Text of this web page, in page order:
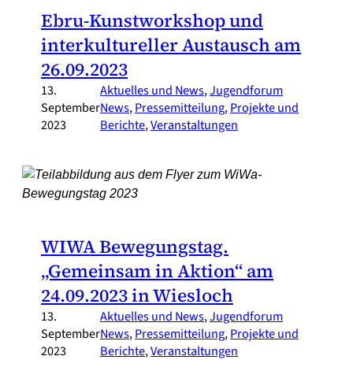
Ebru-Kunstworkshop und
interkultureller Austausch am
26.09.2023
13.
September
2023
Aktuelles und News, Jugendforum
News, Pressemitteilung, Projekte und
Berichte, Veranstaltungen
WIWA Bewegungstag.
„Gemeinsam in Aktion“ am
24.09.2023 in Wiesloch
13.
September
2023
Aktuelles und News, Jugendforum
News, Pressemitteilung, Projekte und
Berichte, Veranstaltungen